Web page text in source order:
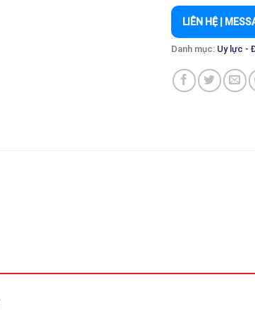
LIÊN HỆ |
Danh mục: Uy lực -